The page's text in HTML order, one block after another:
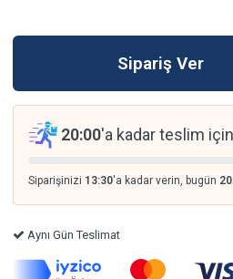
20:00'a kadar teslim
Siparişinizi 13:30'a kadar verin, bugün
Aynı Gün Teslimat